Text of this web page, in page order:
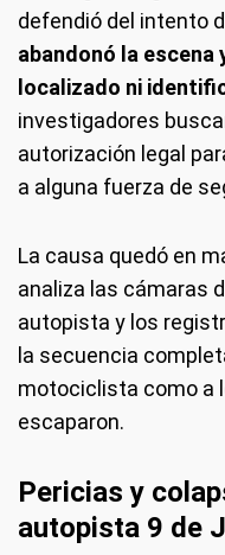
defendió del intento
abandonó la
localizado ni
investigadores
autorización legal
a alguna fuerza de
La causa quedó en
analiza las cámaras
autopista y los
la secuencia
motociclista como a
escaparon.
Pericias y
autopista 9 de